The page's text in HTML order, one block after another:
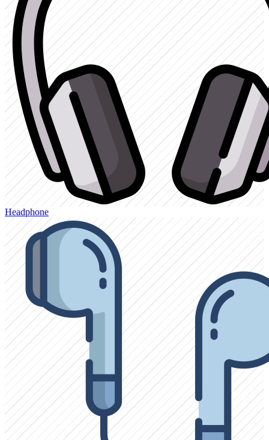
Headphone